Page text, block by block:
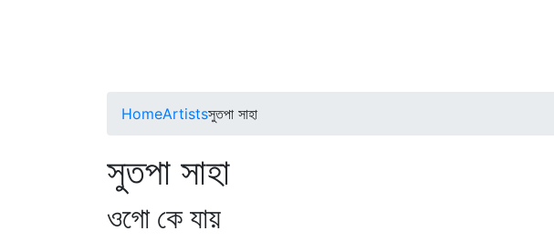
HomeArtistsসুতপা সাহা
সুতপা সাহা
ওগো কে যায়